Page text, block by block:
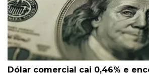
Dólar comercial cai 0,46% e